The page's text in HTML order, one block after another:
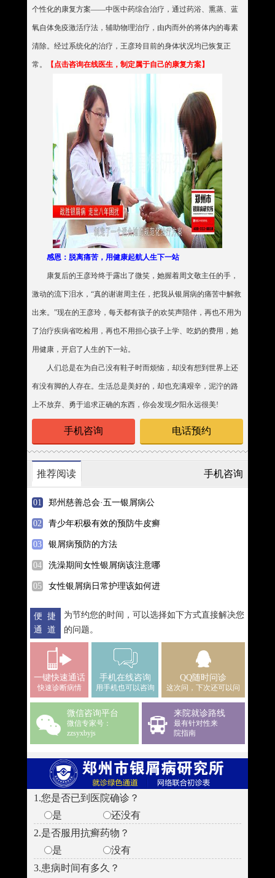
个性化的康复方案——中医中药综合治疗，通过药浴、熏蒸、蓝
氧自体免疫激活疗法，辅助物理治疗，由内而外的将体内的毒素
清除。经过系统化的治疗，王彦玲目前的身体状况均已恢复正
常。 【点击咨询在线医生，制定属于自己的康复方案】
感恩：脱离痛苦，用健康起航人生下一站
康复后的王彦玲终于露出了微笑，她握着周文敬主任的手，
激动的流下泪水，“真的谢谢周主任，把我从银屑病的痛苦中解救
出来。”现在的王彦玲，每天都有孩子的欢笑声陪伴，再也不用为
了治疗疾病省吃检用，再也不用担心孩子上学、吃奶的费用，她
用健康，开启了人生的下一站。
人们总是在为自己没有鞋子时而烦恼，却没有想到世界上还
有没有脚的人存在。生活总是美好的，却也充满艰辛，泥泞的路
上不放弃、勇于追求正确的东西，你会发现夕阳永远很美!
手机咨询 电话预约
推荐阅读 手机咨询
郑州慈善总会·五一银屑病公
青少年积极有效的预防牛皮癣
银屑病预防的方法
洗澡期间女性银屑病该注意哪
女性银屑病日常护理该如何进
便 捷
通 道
为节约您的时间，可以选择如下方式直接解决您
的问题。
一键快速通话
快速诊断病情
手机在线咨询
用手机也可以咨询
QQ随时问诊
这次问，下次还可以问
微信咨询平台
微信专家号：
zzsyxbyjs
来院就诊路线
最有针对性来
院指南
1.您是否已到医院确诊？
是
还没有
2.是否服用抗癣药物？
是
没有
3.患病时间有多久？